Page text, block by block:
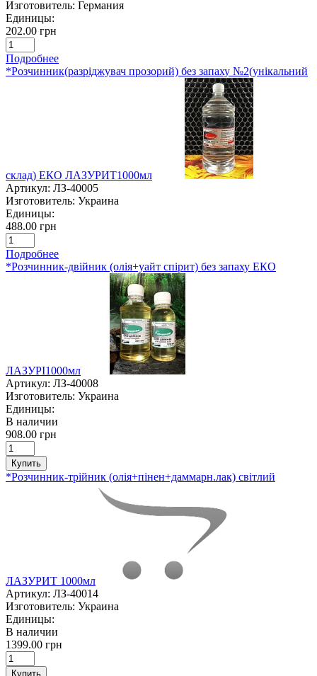
Изготовитель: Германия
Единицы:
202.00 грн
Подробнее
*Розчинник(разріджувач прозорий) без запаху №2(унікальний
склад) ЕКО ЛАЗУРИТ1000мл
Артикул: ЛЗ-40005
Изготовитель: Украина
Единицы:
488.00 грн
Подробнее
*Розчинник-двійник (олія+уайт спірит) без запаху ЕКО
ЛАЗУРІ1000мл
Артикул: ЛЗ-40008
Изготовитель: Украина
Единицы:
В наличии
908.00 грн
Купить
*Розчинник-трійник (олія+пінен+даммарн.лак) світлий
ЛАЗУРИТ 1000мл
Артикул: ЛЗ-40014
Изготовитель: Украина
Единицы:
В наличии
1399.00 грн
Купить